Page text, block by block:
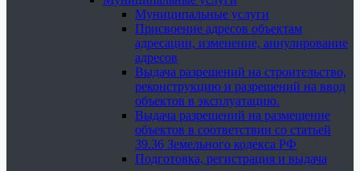
Муниципальные услуги
Присвоение адресов объектам
адресации, изменение, аннулирование
адресов
Выдача разрешений на строительство,
реконструкцию и разрешений на ввод
объектов в эксплуатацию.
Выдача разрешений на размещение
объектов в соответствии со статьей
39.36 Земельного кодекса РФ
Подготовка, регистрация и выдача